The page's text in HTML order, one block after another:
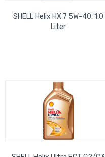
SHELL Helix HX 7 5W-40, 1,0
Liter